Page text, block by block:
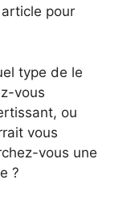
pour
type de le
vous
ou
vous
vous une
?